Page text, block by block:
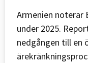
Armenien noterar
under 2025.
nedgången till en